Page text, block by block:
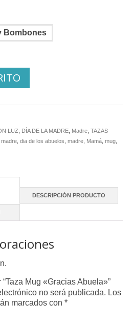
Bombones
LUZ DÍA DE LA MADRE Madre TAZAS
dia de los abuelos madre Mamá mug
DESCRIPCIÓN PRODUCTO
Mug «Gracias Abuela»”
no será publicada. Los
marcados con *